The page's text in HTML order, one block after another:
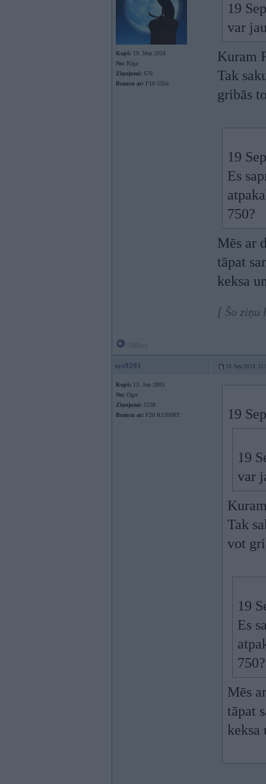
Kopš: 19. Mar 2018
No: Rīga
Ziņojumi: 676
Braucu ar: F10 535d
19
var
Kuram
Tak
gribās
19
Es
750?
Mēs ar
tāpat
keksa
[ Šo ziņu
sys9291 19. Sep 2019,
Kopš: 13. Jun 2003
No: Ogre
Ziņojumi: 5238
Braucu ar: F20 R1200RT 19
19
var
Tak
vot
19
Es
750?
Mēs
tāpat
keksa